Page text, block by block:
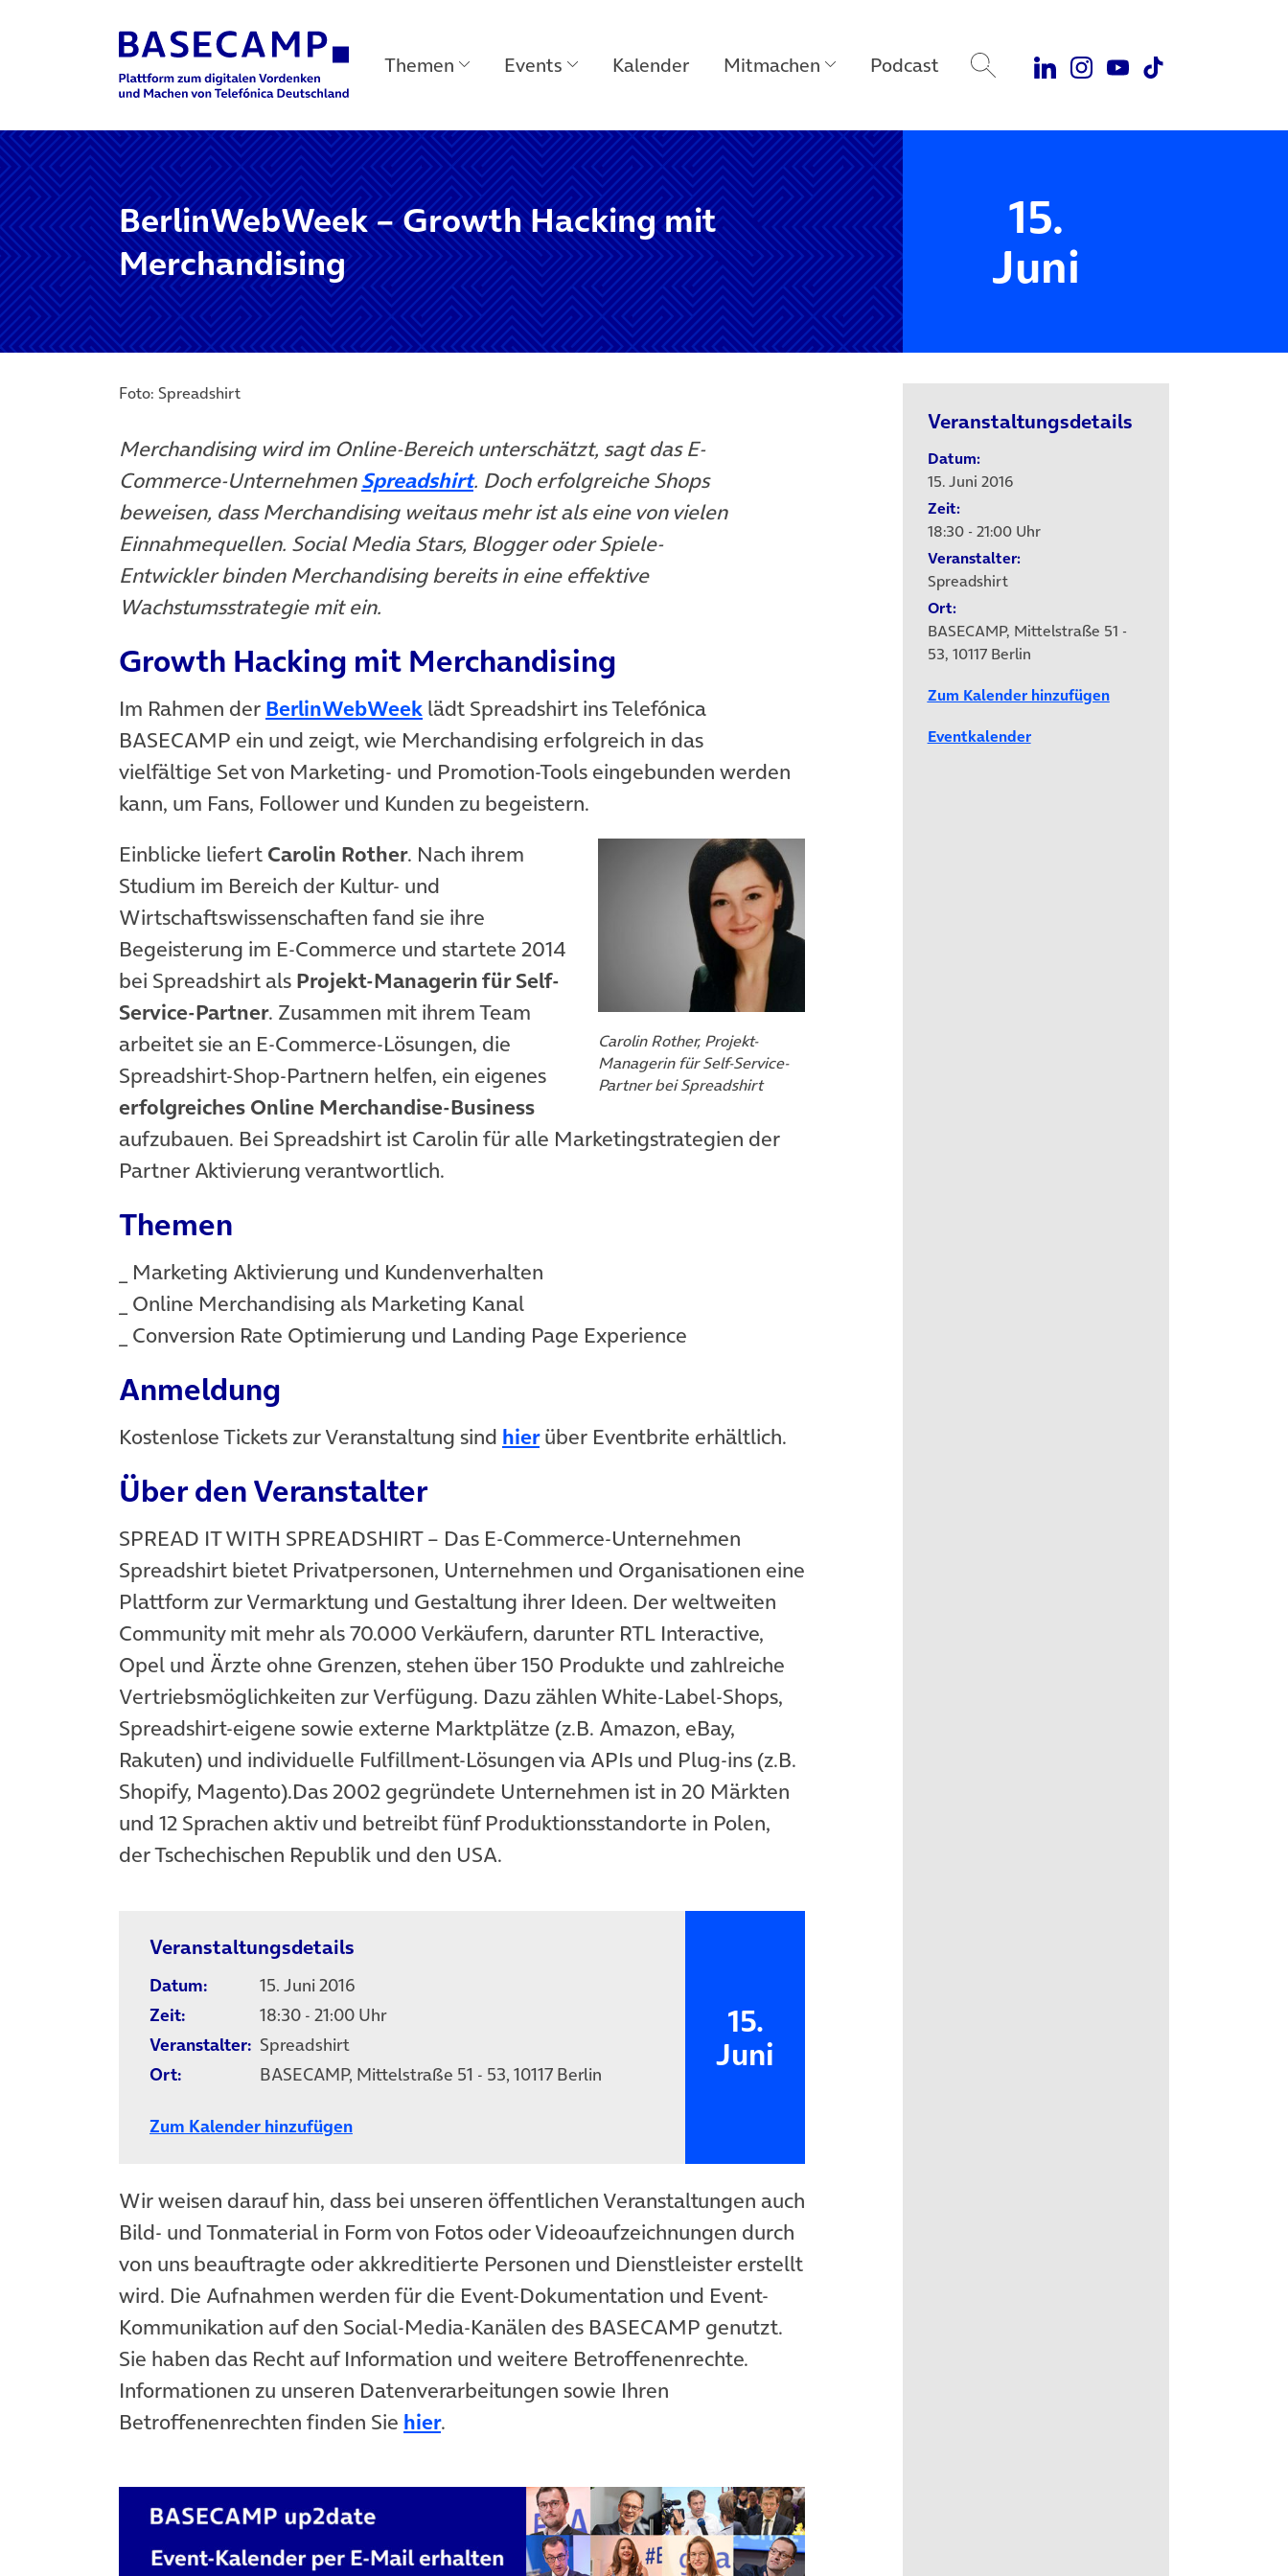
Main Navigation Themen Events Kalender Mitmachen Podcast
BerlinWebWeek – Growth Hacking mit
Merchandising
15.
Juni
Foto: Spreadshirt
Merchandising wird im Online-Bereich unterschätzt, sagt das E-
Commerce-UnternehmenSpreadshirt. Doch erfolgreiche Shops
beweisen, dass Merchandising weitaus mehr ist als eine von vielen
Einnahmequellen. Social Media Stars, Blogger oder Spiele-
Entwickler binden Merchandising bereits in eine effektive
Wachstumsstrategie mit ein.
Growth Hacking mit Merchandising
Im Rahmen der BerlinWebWeek lädt Spreadshirt ins Telefónica
BASECAMP ein und zeigt, wie Merchandising erfolgreich in das
vielfältige Set von Marketing- und Promotion-Tools eingebunden werden
kann, um Fans, Follower und Kunden zu begeistern.
Carolin Rother, Projekt-
Managerin für Self-Service-
Partner bei Spreadshirt
Einblicke liefert Carolin Rother. Nach ihrem
Studium im Bereich der Kultur- und
Wirtschaftswissenschaften fand sie ihre
Begeisterung im E-Commerce und startete 2014
bei Spreadshirt als Projekt-Managerin für Self-
Service-Partner. Zusammen mit ihrem Team
arbeitet sie an E-Commerce-Lösungen, die
Spreadshirt-Shop-Partnern helfen, ein eigenes
erfolgreiches Online Merchandise-Business
aufzubauen. Bei Spreadshirt ist Carolin für alle Marketingstrategien der
Partner Aktivierung verantwortlich.
Themen
_ Marketing Aktivierung und Kundenverhalten
_ Online Merchandising als Marketing Kanal
_ Conversion Rate Optimierung und Landing Page Experience
Anmeldung
Kostenlose Tickets zur Veranstaltung sind hierüber Eventbrite erhältlich.
Über den Veranstalter
SPREAD IT WITH SPREADSHIRT – Das E-Commerce-Unternehmen
Spreadshirt bietet Privatpersonen, Unternehmen und Organisationen eine
Plattform zur Vermarktung und Gestaltung ihrer Ideen. Der weltweiten
Community mit mehr als 70.000 Verkäufern, darunter RTL Interactive,
Opel und Ärzte ohne Grenzen, stehen über 150 Produkte und zahlreiche
Vertriebsmöglichkeiten zur Verfügung. Dazu zählen White-Label-Shops,
Spreadshirt-eigene sowie externe Marktplätze (z.B. Amazon, eBay,
Rakuten) und individuelle Fulfillment-Lösungen via APIs und Plug-ins (z.B.
Shopify, Magento).Das 2002 gegründete Unternehmen ist in 20 Märkten
und 12 Sprachen aktiv und betreibt fünf Produktionsstandorte in Polen,
der Tschechischen Republik und den USA.
Veranstaltungsdetails
Datum:
15. Juni 2016
Zeit:
18:30 - 21:00 Uhr
Veranstalter: Spreadshirt
Ort:
BASECAMP, Mittelstraße 51 - 53, 10117 Berlin
Zum Kalender hinzufügen
15.
Juni
Wir weisen darauf hin, dass bei unseren öffentlichen Veranstaltungen auch
Bild- und Tonmaterial in Form von Fotos oder Videoaufzeichnungen durch
von uns beauftragte oder akkreditierte Personen und Dienstleister erstellt
wird. Die Aufnahmen werden für die Event-Dokumentation und Event-
Kommunikation auf den Social-Media-Kanälen des BASECAMP genutzt.
Sie haben das Recht auf Information und weitere Betroffenenrechte.
Informationen zu unseren Datenverarbeitungen sowie Ihren
Betroffenenrechten finden Sie hier.
Veranstaltungsdetails
Datum:
15. Juni 2016
Zeit:
18:30 - 21:00 Uhr
Veranstalter:
Spreadshirt
Ort:
BASECAMP, Mittelstraße 51 -
53, 10117 Berlin
Zum Kalender hinzufügen
Eventkalender